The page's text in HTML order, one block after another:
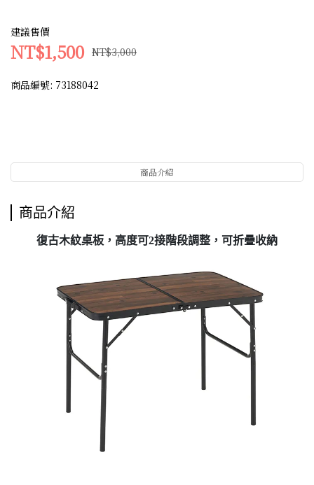
建議售價
NT$1,500 NT$3,000
商品編號: 73188042
商品介紹
商品介紹
復古木紋桌板，高度可2接階段調整，可折疊收納